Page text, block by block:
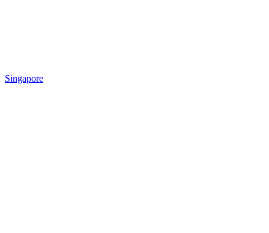
Singapore